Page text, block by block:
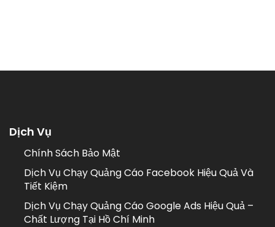
Dịch Vụ
Chính Sách Bảo Mật
Dịch Vụ Chạy Quảng Cáo Facebook Hiệu Quả Và
Tiết Kiệm
Dịch Vụ Chạy Quảng Cáo Google Ads Hiệu Quả –
Chất Lượng Tại Hồ Chí Minh